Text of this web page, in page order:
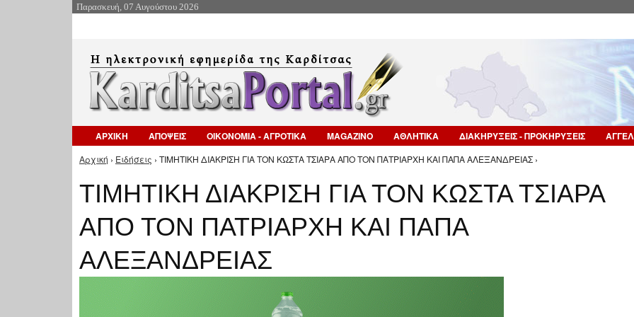
Παρασκευή, 07 Αυγούστου 2026
ΑΡΧΙΚΗ ΑΠΟΨΕΙΣ ΟΙΚΟΝΟΜΙΑ - ΑΓΡΟΤΙΚΑ MAGAZINO ΑΘΛΗΤΙΚΑ ΔΙΑΚΗΡΥΞΕΙΣ - ΠΡΟΚΗΡΥΞΕΙΣ
Είστε εδώ
Αρχική › Ειδήσεις › ΤΙΜΗΤΙΚΗ ΔΙΑΚΡΙΣΗ ΓΙΑ ΤΟΝ ΚΩΣΤΑ ΤΣΙΑΡΑ ΑΠΟ ΤΟΝ ΠΑΤΡΙΑΡΧΗ ΚΑΙ ΠΑΠΑ ΑΛΕΞΑΝΔΡΕΙΑΣ ›
ΤΙΜΗΤΙΚΗ ΔΙΑΚΡΙΣΗ ΓΙΑ ΤΟΝ ΚΩΣΤΑ ΤΣΙΑΡΑ
ΑΠΟ ΤΟΝ ΠΑΤΡΙΑΡΧΗ ΚΑΙ ΠΑΠΑ
ΑΛΕΞΑΝΔΡΕΙΑΣ